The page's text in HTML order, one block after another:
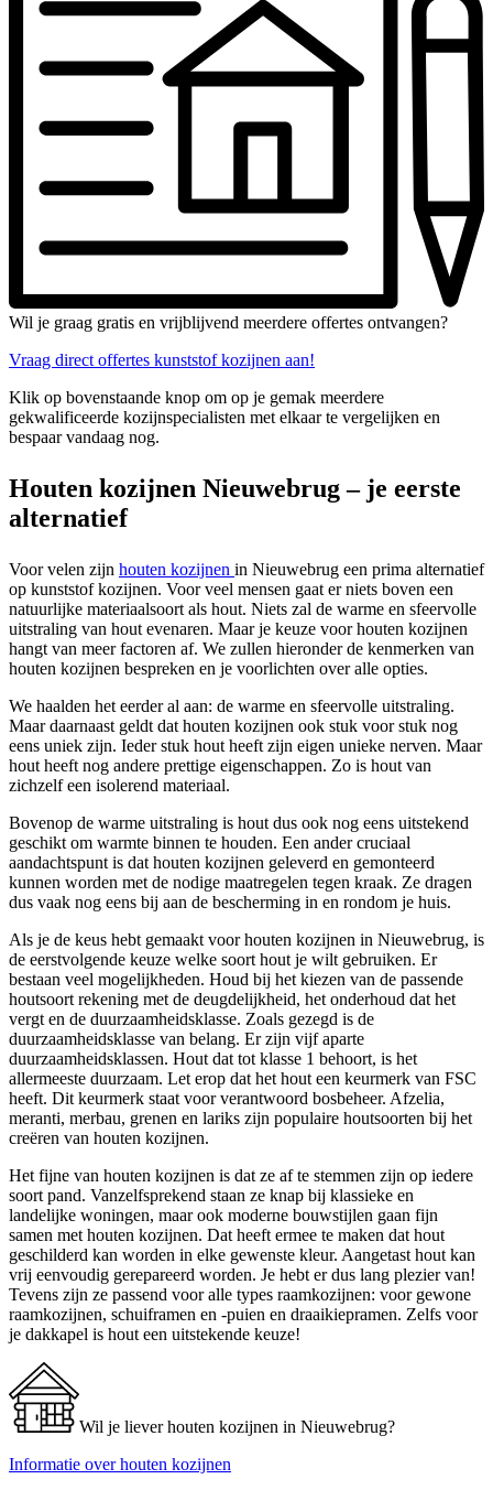
Wil je graag gratis en vrijblijvend meerdere offertes ontvangen?
Vraag direct offertes kunststof kozijnen aan!
Klik op bovenstaande knop om op je gemak meerdere
gekwalificeerde kozijnspecialisten met elkaar te vergelijken en
bespaar vandaag nog.
Houten kozijnen Nieuwebrug – je eerste
alternatief
Voor velen zijn houten kozijnen in Nieuwebrug een prima alternatief
op kunststof kozijnen. Voor veel mensen gaat er niets boven een
natuurlijke materiaalsoort als hout. Niets zal de warme en sfeervolle
uitstraling van hout evenaren. Maar je keuze voor houten kozijnen
hangt van meer factoren af. We zullen hieronder de kenmerken van
houten kozijnen bespreken en je voorlichten over alle opties.
We haalden het eerder al aan: de warme en sfeervolle uitstraling.
Maar daarnaast geldt dat houten kozijnen ook stuk voor stuk nog
eens uniek zijn. Ieder stuk hout heeft zijn eigen unieke nerven. Maar
hout heeft nog andere prettige eigenschappen. Zo is hout van
zichzelf een isolerend materiaal.
Bovenop de warme uitstraling is hout dus ook nog eens uitstekend
geschikt om warmte binnen te houden. Een ander cruciaal
aandachtspunt is dat houten kozijnen geleverd en gemonteerd
kunnen worden met de nodige maatregelen tegen kraak. Ze dragen
dus vaak nog eens bij aan de bescherming in en rondom je huis.
Als je de keus hebt gemaakt voor houten kozijnen in Nieuwebrug, is
de eerstvolgende keuze welke soort hout je wilt gebruiken. Er
bestaan veel mogelijkheden. Houd bij het kiezen van de passende
houtsoort rekening met de deugdelijkheid, het onderhoud dat het
vergt en de duurzaamheidsklasse. Zoals gezegd is de
duurzaamheidsklasse van belang. Er zijn vijf aparte
duurzaamheidsklassen. Hout dat tot klasse 1 behoort, is het
allermeeste duurzaam. Let erop dat het hout een keurmerk van FSC
heeft. Dit keurmerk staat voor verantwoord bosbeheer. Afzelia,
meranti, merbau, grenen en lariks zijn populaire houtsoorten bij het
creëren van houten kozijnen.
Het fijne van houten kozijnen is dat ze af te stemmen zijn op iedere
soort pand. Vanzelfsprekend staan ze knap bij klassieke en
landelijke woningen, maar ook moderne bouwstijlen gaan fijn
samen met houten kozijnen. Dat heeft ermee te maken dat hout
geschilderd kan worden in elke gewenste kleur. Aangetast hout kan
vrij eenvoudig gerepareerd worden. Je hebt er dus lang plezier van!
Tevens zijn ze passend voor alle types raamkozijnen: voor gewone
raamkozijnen, schuiframen en -puien en draaikiepramen. Zelfs voor
je dakkapel is hout een uitstekende keuze!
Wil je liever houten kozijnen in Nieuwebrug?
Informatie over houten kozijnen